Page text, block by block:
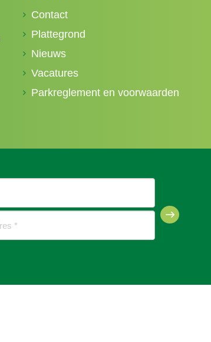
Contact
Plattegrond
Nieuws
Vacatures
Parkreglement en voorwaarden